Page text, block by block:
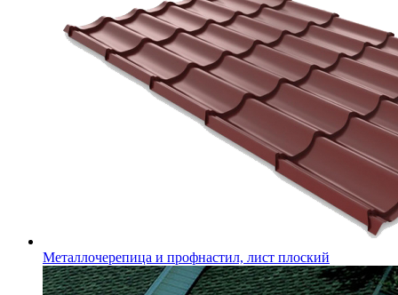
Металлочерепица и профнастил, лист плоский